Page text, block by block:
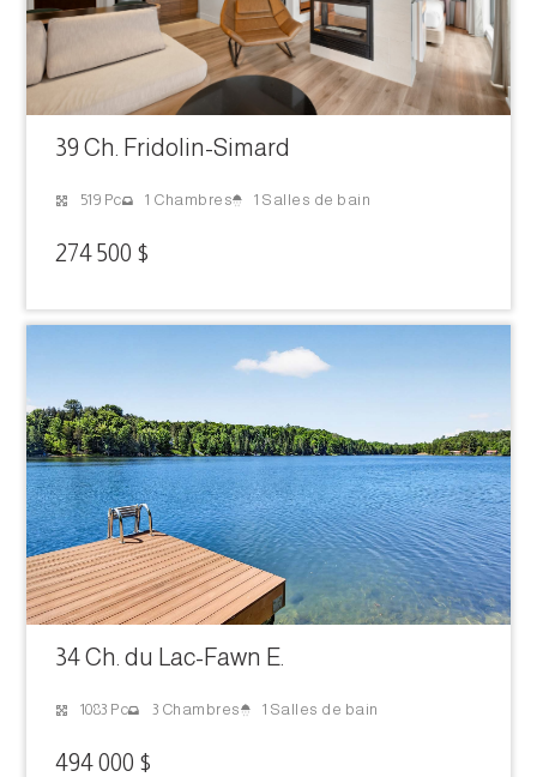
39 Ch. Fridolin-Simard
519 Pc 1 Chambres 1 Salles de bain
274 500 $
34 Ch. du Lac-Fawn E.
1083 Pc 3 Chambres 1 Salles de bain
494 000 $